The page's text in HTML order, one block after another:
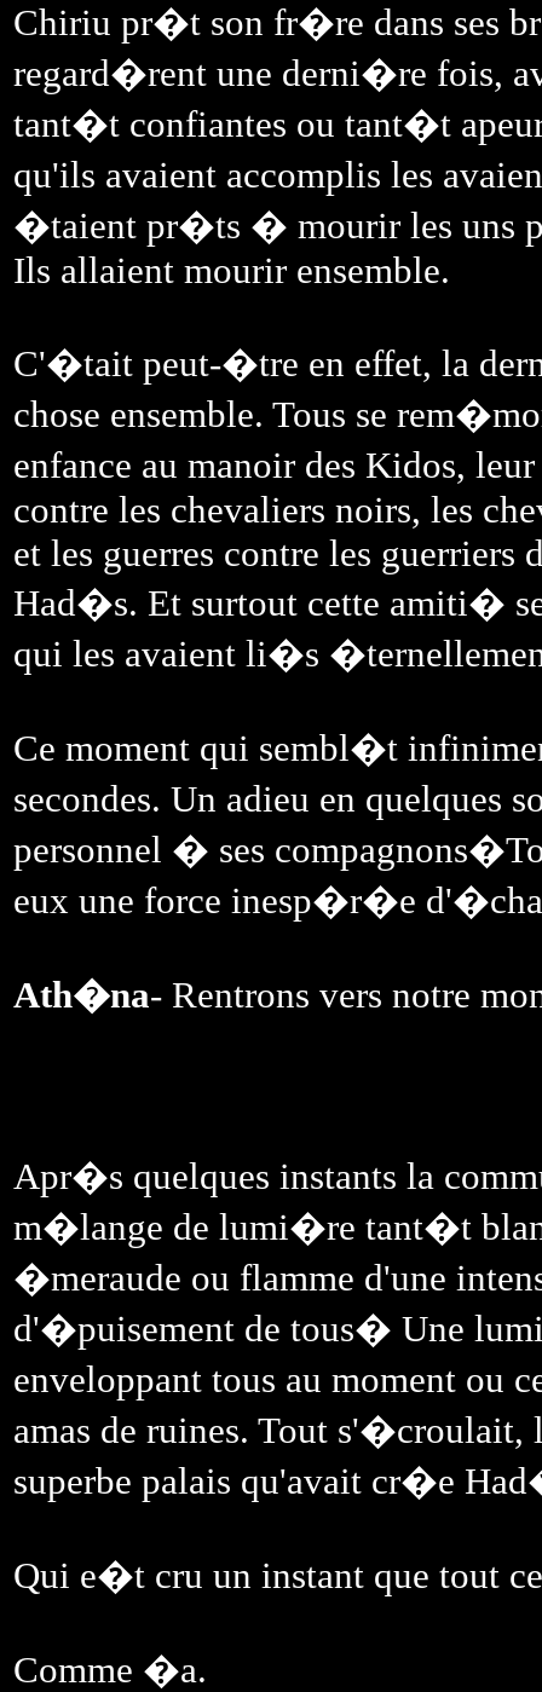
Chiriu pr�t son fr�re dans ses
regard�rent une derni�re fois,
tant�t confiantes ou tant�t
qu'ils avaient accomplis les
�taient pr�ts � mourir les uns
Ils allaient mourir ensemble.
C'�tait peut-�tre en effet, la
chose ensemble. Tous se
enfance au manoir des Kidos,
contre les chevaliers noirs, les
et les guerres contre les
Had�s. Et surtout cette amiti�
qui les avaient li�s
Ce moment qui sembl�t
secondes. Un adieu en
personnel � ses
eux une force inesp�r�e
Ath�na- Rentrons vers notre
Apr�s quelques instants la
m�lange de lumi�re tant�t
�meraude ou flamme d'une
d'�puisement de tous� Une
enveloppant tous au moment ou
amas de ruines. Tout s'�croulait,
superbe palais qu'avait cr�e
Qui e�t cru un instant que tout
Comme �a.